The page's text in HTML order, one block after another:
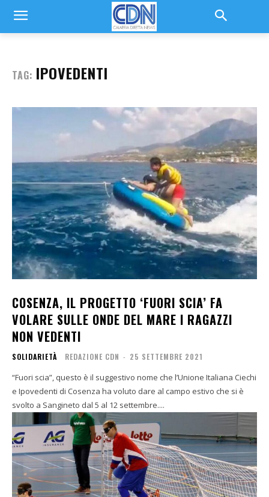
TAG: IPOVEDENTI
COSENZA, IL PROGETTO ‘FUORI SCIA’ FA
VOLARE SULLE ONDE DEL MARE I RAGAZZI
NON VEDENTI
SOLIDARIETÀ REDAZIONE CDN - 25 SETTEMBRE 2021
“Fuori scia”, questo è il suggestivo nome che l’Unione Italiana Ciechi
e Ipovedenti di Cosenza ha voluto dare al campo estivo che si è
svolto a Sangineto dal 5 al 12 settembre....